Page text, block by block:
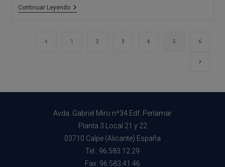
Continuar LeyendoArquitectos
Retrasos
Ir a la página anterior
1 2 3 4 5 6
Ir a la
Avda. Gabriel Miro nº34 Edf. Perlamar
Planta 3 Local 21 y 22
03710 Calpe (Alicante) España
Tel.: 96.583.12.29
Fax: 96.583.41.46